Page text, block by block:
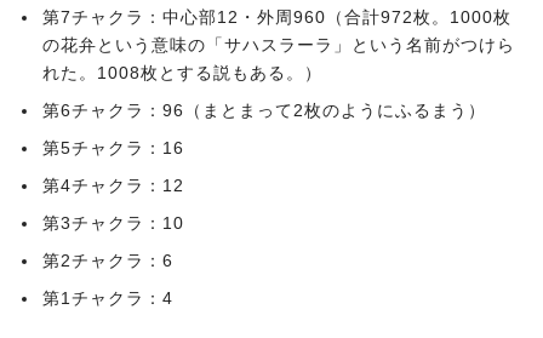
第7チャクラ：中心部12・外周960（合計972枚。1000枚
の花弁という意味の「サハスラーラ」という名前がつけら
れた。1008枚とする説もある。）
第6チャクラ：96（まとまって2枚のようにふるまう）
第5チャクラ：16
第4チャクラ：12
第3チャクラ：10
第2チャクラ：6
第1チャクラ：4